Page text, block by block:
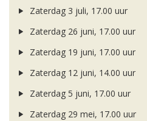
Zaterdag 3 juli, 17.00 uur
Zaterdag 26 juni, 17.00 uur
Zaterdag 19 juni, 17.00 uur
Zaterdag 12 juni, 14.00 uur
Zaterdag 5 juni, 17.00 uur
Zaterdag 29 mei, 17.00 uur